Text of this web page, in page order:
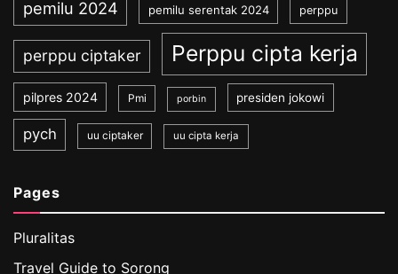
pemilu 2024 pemilu serentak 2024 perppu
perppu ciptaker Perppu cipta kerja
pilpres 2024 Pmi porbin presiden jokowi
pych uu ciptaker uu cipta kerja
Pages
Pluralitas
Travel Guide to Sorong